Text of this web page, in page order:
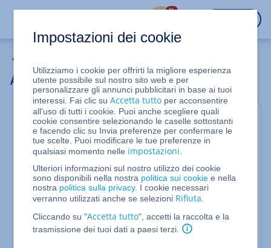
%
Assegnare un account utente ad un ruolo
Per Server Cloud e Server Dedicati gestiti
nel Cloud Panel
In questo articolo ti mostriamo come assegnare uno
o più account utenti ad un ruolo. Per farlo, procedi
come segue:
Nella barra del titolo, fai clic su
Impostazioni dei cookie
Utilizziamo i cookie per offrirti la migliore esperienza
utente possibile sul nostro sito web e per
personalizzare gli annunci pubblicitari in base ai tuoi
interessi. Fai clic suAccetta tutto per acconsentire
all'uso di tutti i cookie. Puoi anche scegliere quali
cookie consentire selezionando le caselle sottostanti
e facendo clic su Invia preferenze per confermare le
tue scelte. Puoi modificare le tue preferenze in
qualsiasi momento nelle impostazioni
Ulteriori informazioni sul nostro utilizzo dei cookie
sono disponibili nella nostra politica sui cookie e nella
nostra politica sulla privacy. I cookie necessari
verranno utilizzati anche se selezioni Rifiuta
Cliccando su "Accetta tutto", accetti la raccolta e la
trasmissione dei tuoi dati a paesi terzi.